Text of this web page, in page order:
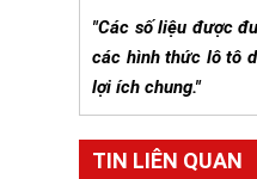
"Các số liệu được
các hình thức lô tô
lợi ích chung."
TIN LIÊN QUAN